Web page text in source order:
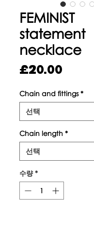
FEMINIST
statement
necklace
£20.00
Chain and fittings *
Chain length *
수량 *